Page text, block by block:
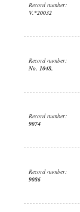
Record number:
V.*20032
Record number:
No. 1048.
Record number:
9074
Record number:
9086